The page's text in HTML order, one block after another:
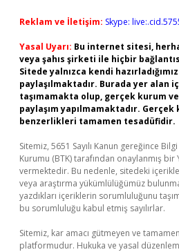
Reklam ve İletişim: Skype:
Yasal Uyarı: Bu internet sitesi,
veya şahıs şirketi ile hiçbir
Sitede yalnızca kendi
paylaşılmaktadır. Burada yer alan
taşımamakta olup, gerçek kurum
paylaşım yapılmamaktadır.
benzerlikleri tamamen tesadüfidir.
Sitemiz, 5651 Sayılı Kanun gereğince
Kurumu (BTK) tarafından onaylanmış bir
vermektedir. Bu nedenle, sitedeki
veya araştırma yükümlülüğümüz
yazdıkları içeriklerin sorumluluğunu
bu sorumluluğu kabul etmiş sayılırlar.
Sitemiz, kar amacı gütmeyen ve
platformudur. Hukuka ve yasal